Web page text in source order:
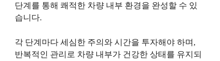
단계를 통해 쾌적한 차량 내부 환경을 완성할 수 있
습니다.
각 단계마다 세심한 주의와 시간을 투자해야 하며,
반복적인 관리로 차량 내부가 건강한 상태를 유지되